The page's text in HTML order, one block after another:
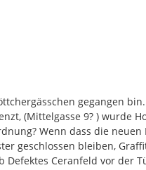
gegangen
(Mittelgasse 9? ) wurde
Wenn dass die
geschlossen bleiben,
Defektes Ceranfeld vor der